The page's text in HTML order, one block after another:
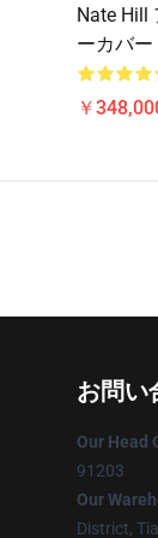
Nate Hill
ーカバー
￥
お問い
Our Head
91203
Our
District,